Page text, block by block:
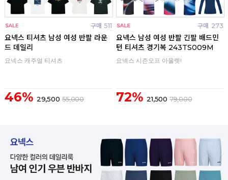
구매 511
요넥스 티셔츠 남성 여성 반팔 라운
드 데일리
요넥스 캐주얼 티셔츠
46% 29,500 55,000
구매 273
요넥스 남성 여성 반팔 긴팔 배드민
턴 티셔츠 경기복 243TS009M
요넥스 시즌오프 아울렛!
72% 21,500 79,000